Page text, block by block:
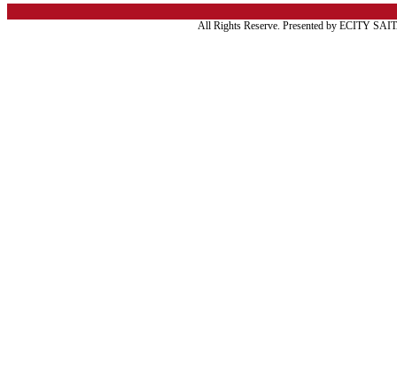
All Rights Reserve. Presented by ECITY